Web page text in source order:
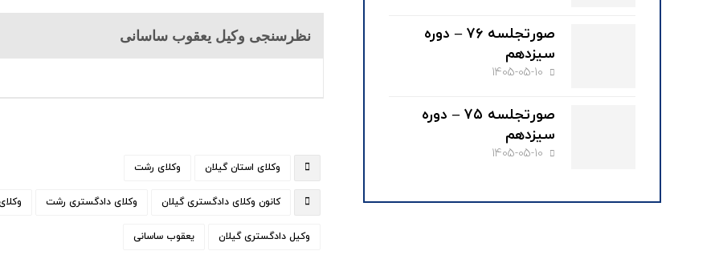
نظرسنجی وکیل یعقوب ساسانی
وکلای استان گیلان وکلای رشت
کانون وکلای دادگستری گیلان وکلای دادگستری رشت
وکیل دادگستری گیلان یعقوب ساسانی
صورتجلسه ۷۶ – دوره
سیزدهم
1405-05-10
صورتجلسه ۷۵ – دوره
سیزدهم
1405-05-10